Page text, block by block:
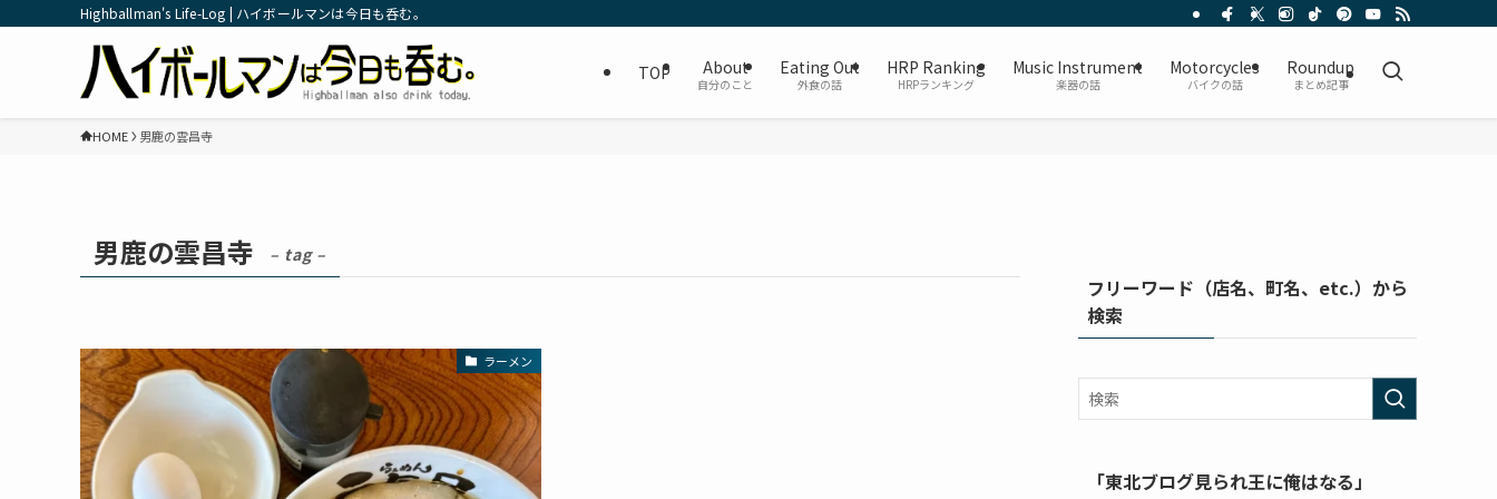
Highballman's Life-Log | ハイボールマンは今日も呑む。
TOP About
自分のこと
Eating Out
外食の話
HRP Ranking
HRPランキング
Music Instrument
楽器の話
Motorcycles
バイクの話
Roundup
まとめ記事
HOME 男鹿の雲昌寺
男鹿の雲昌寺 – tag –
ラーメン
フリーワード（店名、町名、etc.）から
検索
「東北ブログ見られ王に俺はなる」